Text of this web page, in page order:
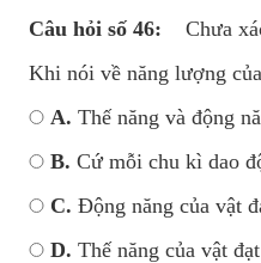
Câu hỏi số 46:
Chưa
Khi nói về năng lượng
A. Thế năng và động
B. Cứ mỗi chu kì dao
C. Động năng của vật
D. Thế năng của vật